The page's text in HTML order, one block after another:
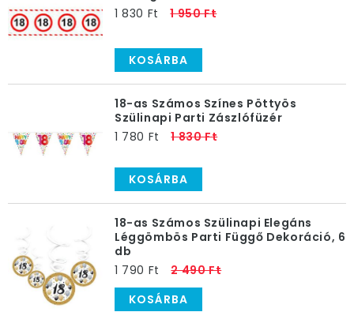
1 830 Ft
1 950 Ft
KOSÁRBA
18-as Számos Színes Pöttyös
Szülinapi Parti Zászlófüzér
1 780 Ft
1 830 Ft
KOSÁRBA
18-as Számos Szülinapi Elegáns
Léggömbös Parti Függő Dekoráció, 6
db
1 790 Ft
2 490 Ft
KOSÁRBA